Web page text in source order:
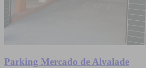
Parking Mercado de Alvalade